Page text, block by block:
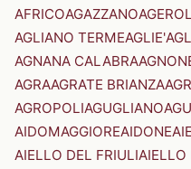
AFRICOAGAZZANO
AGLIANO TERMEAGLIE'
AGNANA CALABRA
AGRAAGRATE BRIANZA
AGROPOLIAGUGLIANO
AIDOMAGGIOREAIDONE
AIELLO DEL FRIULIAIELLO